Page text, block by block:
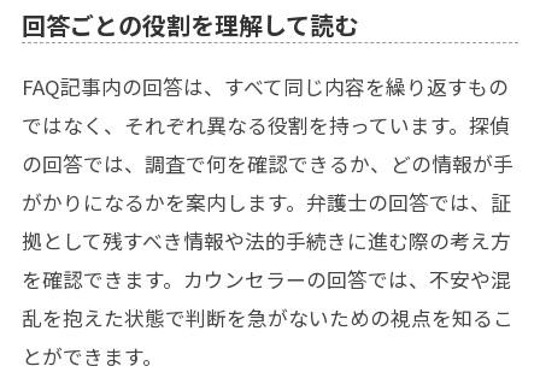
回答ごとの役割を理解して読む
FAQ記事内の回答は、すべて同じ内容を繰り返すもの
ではなく、それぞれ異なる役割を持っています。探偵
の回答では、調査で何を確認できるか、どの情報が手
がかりになるかを案内します。弁護士の回答では、証
拠として残すべき情報や法的手続きに進む際の考え方
を確認できます。カウンセラーの回答では、不安や混
乱を抱えた状態で判断を急がないための視点を知るこ
とができます。